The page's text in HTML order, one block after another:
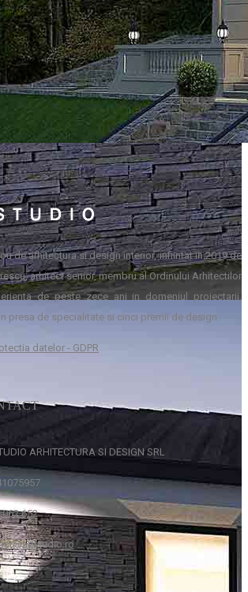
de arhitectura si design interior, infiintat in 2019 de
arhitect senior, membru al Ordinului Arhitectilor
de peste zece ani in domeniul proiectarii,
presa de specialitate si cinci premii de design.
datelor - GDPR
ARHITECTURA SI DESIGN SRL
652